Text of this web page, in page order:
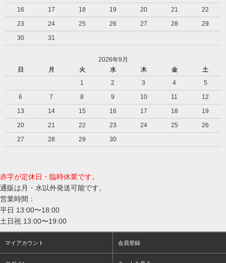
16
17 18 19 20 21
22
23
24 25 26 27 28
29
30
31
2026年9月
日
月 火 水 木 金
土
1
2 3 4
5
6
7 8 9 10 11
12
13
14 15 16 17 18
19
20
21 22 23 24 25
26
27
28 29 30
赤字が定休日・臨時休業です。
通販は月・水以外発送可能です。
営業時間：
平日 13:00〜18:00
土日祝 13:00〜19:00
マイアカウント 会員登録